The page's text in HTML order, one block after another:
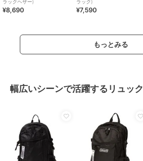
ラックヘザー)
¥8,690
ラック)
¥7,590
もっとみる
幅広いシーンで活躍するリュック